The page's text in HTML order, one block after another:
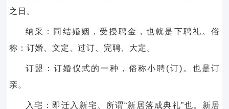
之日。
纳采：同结婚姻，受授聘金，也就是下聘礼。俗
称：订婚、文定、过订、完聘、大定。
订盟：订婚仪式的一种，俗称小聘(订)。也是订
亲。
入宅：即迁入新宅、所谓“新居落成典礼”也。新居